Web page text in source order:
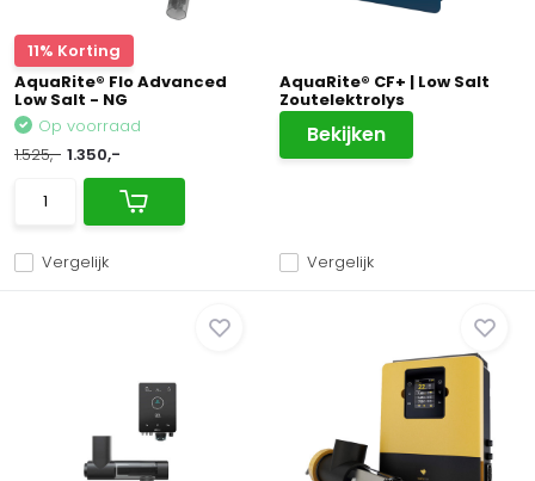
11% Korting
AquaRite® Flo Advanced
Low Salt - NG
Vergelijk
Op voorraad
1.525,- 1.350,-
AquaRite® CF+ | Low Salt
Zoutelektrolys
Vergelijk
Bekijken